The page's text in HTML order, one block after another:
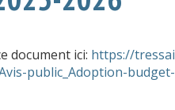
document ici: https://
public_Adoption-